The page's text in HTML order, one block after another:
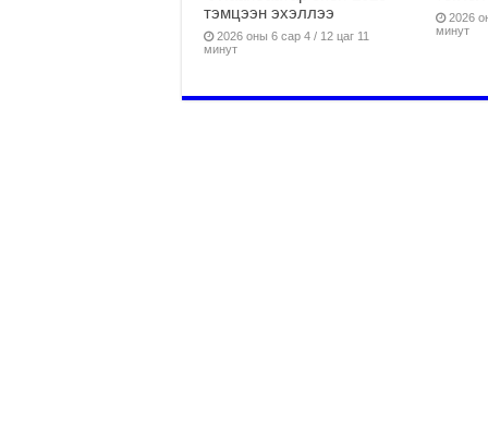
тэмцээн эхэллээ
2026 оны 6 сар 4 / 12 цаг 11
минут
2026
минут